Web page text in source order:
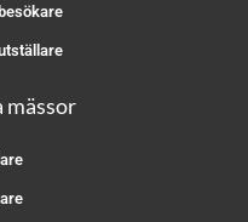
mässor